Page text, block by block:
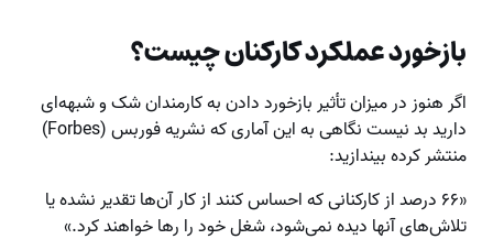
بازخورد عملکرد کارکنان چیست؟
اگر هنوز در میزان تأثیر بازخورد دادن به کارمندان شک و شبهه‌ای
دارید بد نیست نگاهی به این آماری که نشریه فوربس (Forbes)
منتشر کرده بیندازید:
«۶۶ درصد از کارکنانی که احساس کنند از کار آن‌ها تقدیر نشده یا
تلاش‌های آنها دیده نمی‌شود، شغل خود را رها خواهند کرد.»